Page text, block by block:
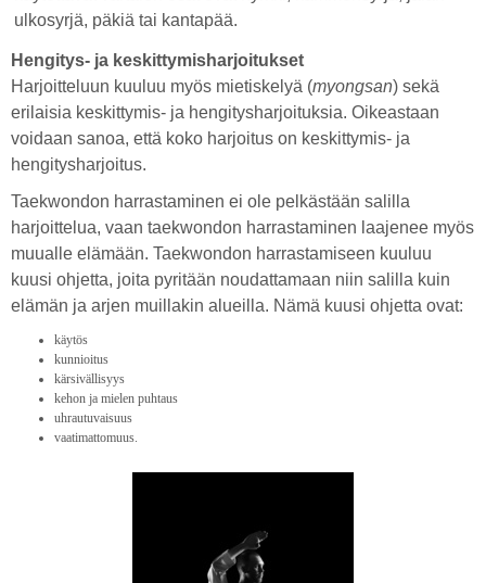
ulkosyrjä, päkiä tai kantapää.
Hengitys- ja keskittymisharjoitukset
Harjoitteluun kuuluu myös mietiskelyä (myongsan) sekä
erilaisia keskittymis- ja hengitysharjoituksia. Oikeastaan
voidaan sanoa, että koko harjoitus on keskittymis- ja
hengitysharjoitus.
Taekwondon harrastaminen ei ole pelkästään salilla
harjoittelua, vaan taekwondon harrastaminen laajenee myös
muualle elämään. Taekwondon harrastamiseen kuuluu
kuusi ohjetta, joita pyritään noudattamaan niin salilla kuin
elämän ja arjen muillakin alueilla. Nämä kuusi ohjetta ovat:
käytös
kunnioitus
kärsivällisyys
kehon ja mielen puhtaus
uhrautuvaisuus
vaatimattomuus.